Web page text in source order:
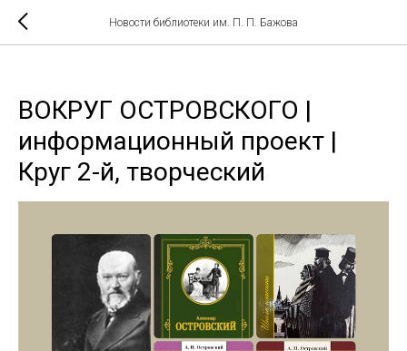
Новости библиотеки им. П. П. Бажова
ВОКРУГ ОСТРОВСКОГО |
информационный проект |
Круг 2-й, творческий